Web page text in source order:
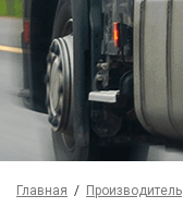
Главная Производитель